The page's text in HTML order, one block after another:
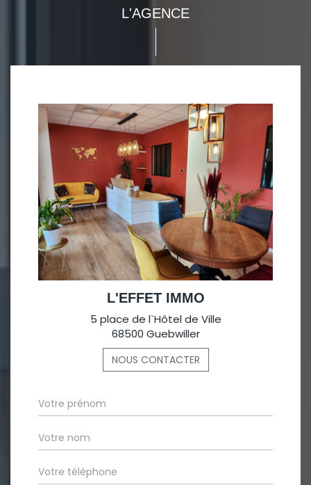
L'AGENCE
L'EFFET IMMO
5 place de l`Hôtel de Ville
68500 Guebwiller
NOUS CONTACTER